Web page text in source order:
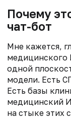
Почему
чат-бот
Мне кажется,
медицинского
одной
модели. Есть
Есть базы
медицинский
на стыке этих